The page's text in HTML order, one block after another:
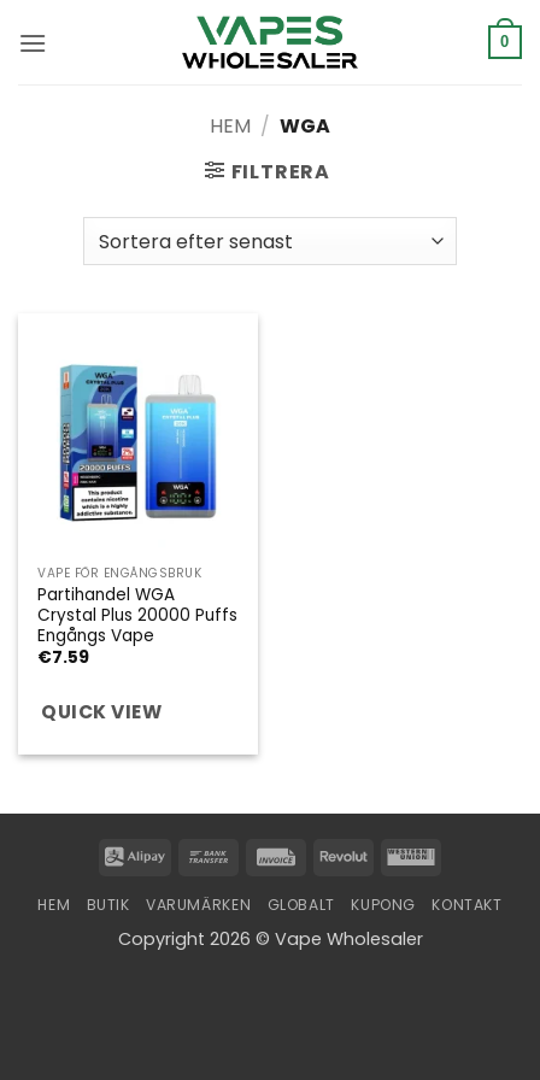
0
HEM / WGA
FILTRERA
VAPE FÖR ENGÅNGSBRUK
Partihandel WGA
Crystal Plus 20000 Puffs
Engångs Vape
€7.59
QUICK VIEW
Alipay
Bank
Invoice RevolutWestern
HEM BUTIK VARUMÄRKEN GLOBALT KUPONG KONTAKT
Copyright 2026 © Vape Wholesaler